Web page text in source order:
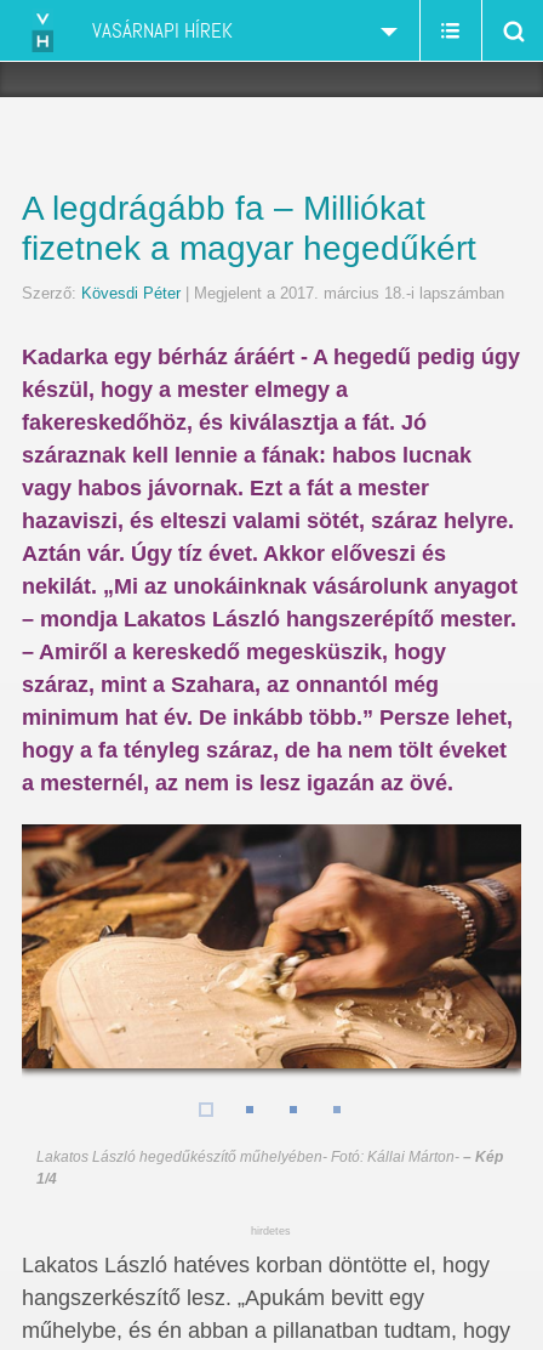
VASÁRNAPI HÍREK
A legdrágább fa – Milliókat
fizetnek a magyar hegedűkért
Szerző: Kövesdi Péter| Megjelent a 2017. március 18.-i lapszámban
Kadarka egy bérház áráért - A hegedű pedig úgy
készül, hogy a mester elmegy a
fakereskedőhöz, és kiválasztja a fát. Jó
száraznak kell lennie a fának: habos lucnak
vagy habos jávornak. Ezt a fát a mester
hazaviszi, és elteszi valami sötét, száraz helyre.
Aztán vár. Úgy tíz évet. Akkor előveszi és
nekilát. „Mi az unokáinknak vásárolunk anyagot
– mondja Lakatos László hangszerépítő mester.
– Amiről a kereskedő megesküszik, hogy
száraz, mint a Szahara, az onnantól még
minimum hat év. De inkább több.” Persze lehet,
hogy a fa tényleg száraz, de ha nem tölt éveket
a mesternél, az nem is lesz igazán az övé.
Lakatos László hegedűkészítő műhelyében- Fotó: Kállai Márton-– Kép
1/4
hirdetes
Lakatos László hatéves korban döntötte el, hogy
hangszerkészítő lesz. „Apukám bevitt egy
műhelybe, és én abban a pillanatban tudtam, hogy